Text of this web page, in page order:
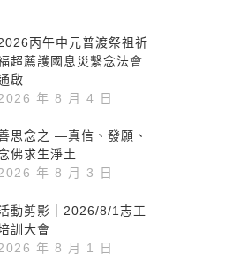
丙午中元普渡祭祖祈
超薦護國息災繫念法會
啟
年 8 月 4 日
思念之 —真信、發願、
佛求生淨土
年 8 月 3 日
動剪影｜2026/8/1志工
訓大會
年 8 月 1 日